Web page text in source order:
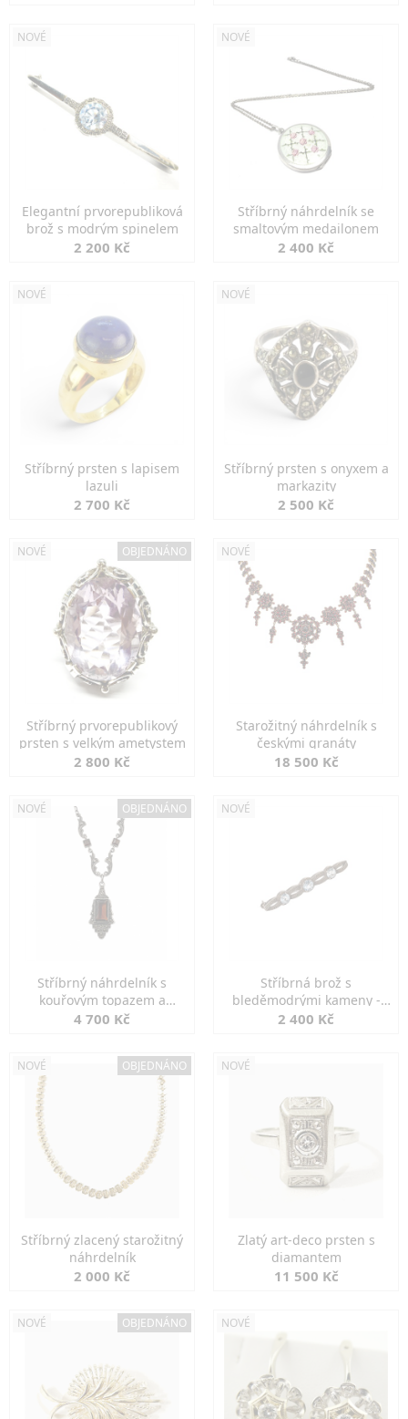
NOVÉ
Elegantní prvorepubliková
brož s modrým spinelem
2 200 Kč
NOVÉ
Stříbrný náhrdelník se
smaltovým medailonem
2 400 Kč
NOVÉ
Stříbrný prsten s lapisem
lazuli
2 700 Kč
NOVÉ
Stříbrný prsten s onyxem a
markazity
2 500 Kč
NOVÉ OBJEDNÁNO
Stříbrný prvorepublikový
prsten s velkým ametystem
2 800 Kč
NOVÉ
Starožitný náhrdelník s
českými granáty
18 500 Kč
NOVÉ OBJEDNÁNO
Stříbrný náhrdelník s
kouřovým topazem a
markazity
4 700 Kč
NOVÉ
Stříbrná brož s
bleděmodrými kameny -
jemná elegance
2 400 Kč
NOVÉ OBJEDNÁNO
Stříbrný zlacený starožitný
náhrdelník
2 000 Kč
NOVÉ
Zlatý art-deco prsten s
diamantem
11 500 Kč
NOVÉ OBJEDNÁNO NOVÉ